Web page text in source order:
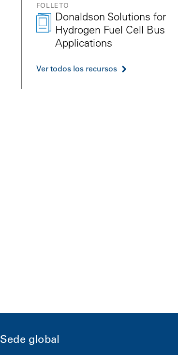
FOLLETO
Donaldson Solutions for
Hydrogen Fuel Cell Bus
Applications
Ver todos los recursos
Sede global